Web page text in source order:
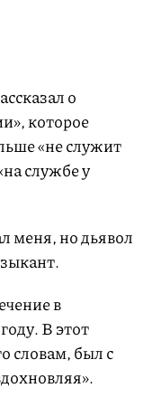
о
которое
«не служит
службе у
меня, но дьявол
в
В этот
словам, был с